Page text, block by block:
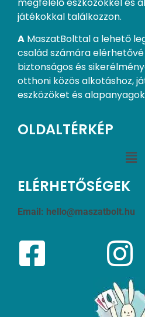
játékokkal találkozzon.
A MaszatBolttal a lehető
család számára
biztonságos és
otthoni közös alkotáshoz,
eszközöket és
OLDALTÉRKÉP
ELÉRHETŐSÉGEK
Email: hello@maszatbolt.hu